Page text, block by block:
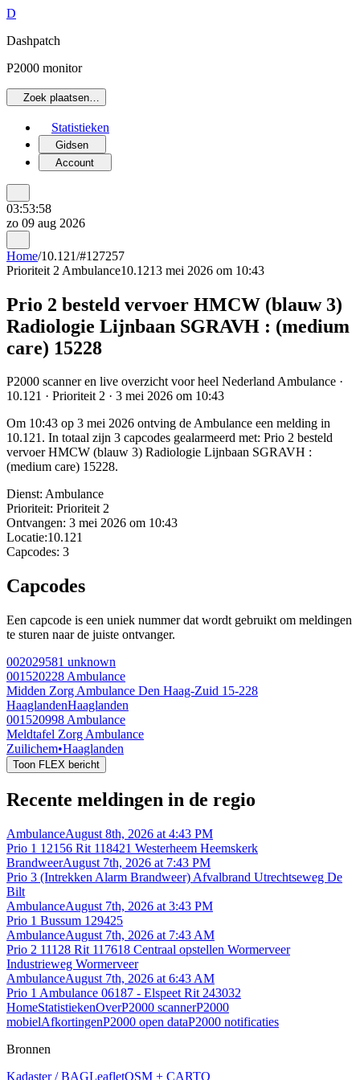
D
Dashpatch
P2000 monitor
Zoek plaatsen…
Statistieken
Gidsen
Account
03:53:58
zo 09 aug 2026
Home/10.121/#127257
Prioriteit 2 Ambulance10.1213 mei 2026 om 10:43
Prio 2 besteld vervoer HMCW (blauw 3)
Radiologie Lijnbaan SGRAVH : (medium
care) 15228
P2000 scanner en live overzicht voor heel Nederland Ambulance ·
10.121 · Prioriteit 2 · 3 mei 2026 om 10:43
Om 10:43 op 3 mei 2026 ontving de Ambulance een melding in
10.121. In totaal zijn 3 capcodes gealarmeerd met: Prio 2 besteld
vervoer HMCW (blauw 3) Radiologie Lijnbaan SGRAVH :
(medium care) 15228.
Dienst: Ambulance
Prioriteit: Prioriteit 2
Ontvangen: 3 mei 2026 om 10:43
Locatie:10.121
Capcodes: 3
Capcodes
Een capcode is een uniek nummer dat wordt gebruikt om meldingen
te sturen naar de juiste ontvanger.
002029581 unknown
001520228 Ambulance
Midden Zorg Ambulance Den Haag-Zuid 15-228
HaaglandenHaaglanden
001520998 Ambulance
Meldtafel Zorg Ambulance
Zuilichem•Haaglanden
Toon FLEX bericht
Recente meldingen in de regio
AmbulanceAugust 8th, 2026 at 4:43 PM
Prio 1 12156 Rit 118421 Westerheem Heemskerk
BrandweerAugust 7th, 2026 at 7:43 PM
Prio 3 (Intrekken Alarm Brandweer) Afvalbrand Utrechtseweg De
Bilt
AmbulanceAugust 7th, 2026 at 3:43 PM
Prio 1 Bussum 129425
AmbulanceAugust 7th, 2026 at 7:43 AM
Prio 2 11128 Rit 117618 Centraal opstellen Wormerveer
Industrieweg Wormerveer
AmbulanceAugust 7th, 2026 at 6:43 AM
Prio 1 Ambulance 06187 - Elspeet Rit 243032
HomeStatistiekenOverP2000 scannerP2000
mobielAfkortingenP2000 open dataP2000 notificaties
Bronnen
Kadaster / BAGLeafletOSM + CARTO